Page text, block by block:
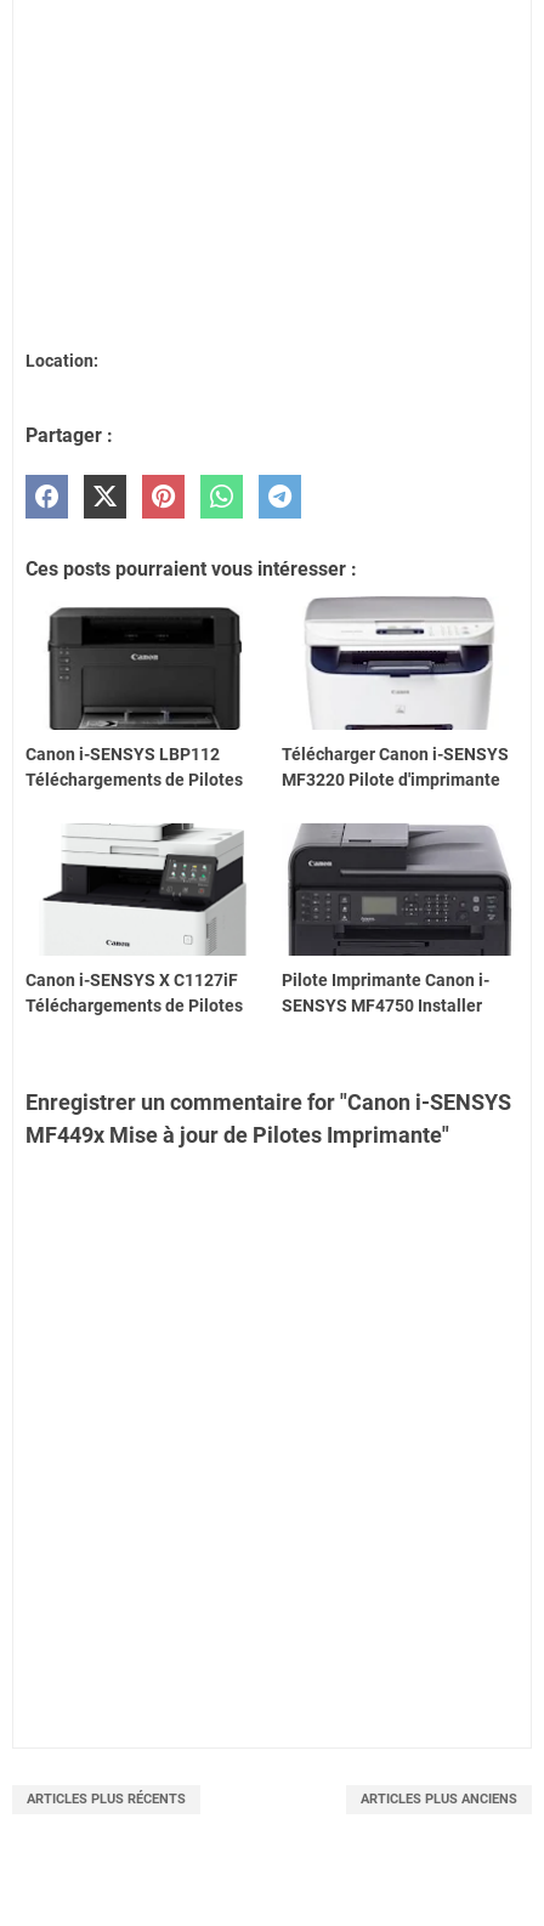
Location:
Partager :
Ces posts pourraient vous intéresser :
Canon i-SENSYS LBP112
Téléchargements de Pilotes
Télécharger Canon i-SENSYS
MF3220 Pilote d'imprimante
Canon i-SENSYS X C1127iF
Téléchargements de Pilotes
Pilote Imprimante Canon i-
SENSYS MF4750 Installer
Enregistrer un commentaire for "Canon i-SENSYS
MF449x Mise à jour de Pilotes Imprimante"
ARTICLES PLUS RÉCENTS ARTICLES PLUS ANCIENS